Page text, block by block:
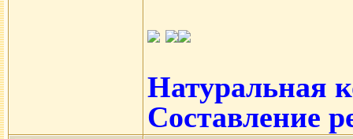
Натуральная
Составление